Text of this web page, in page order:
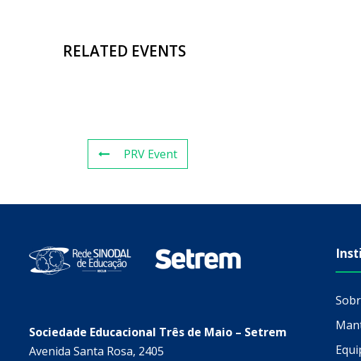
RELATED EVENTS
PRV Event
Sociedade Educacional Três de Maio – Setrem
Avenida Santa Rosa, 2405